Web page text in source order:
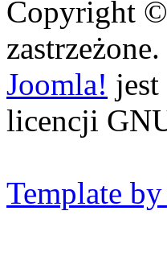
Copyright
zastrzeżone.
Joomla!
licencji
Template